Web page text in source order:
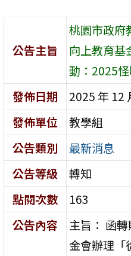
公告主旨
桃園市政府
向上教育基
動：2025
發佈日期
2025 年 12
發佈單位
教學組
公告類別
最新消息
公告等級
轉知
點閱次數
163
公告內容
主旨： 函
金會辦理「